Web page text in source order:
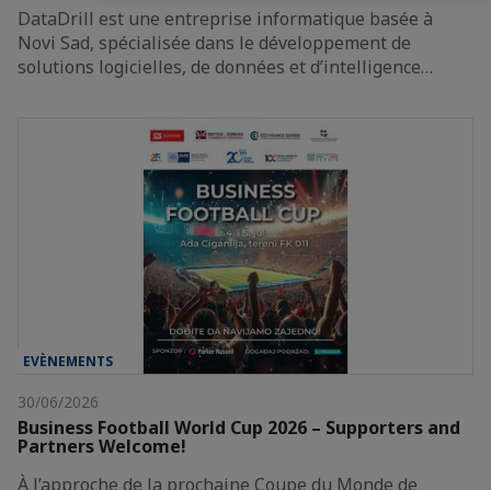
DataDrill est une entreprise informatique basée à
Novi Sad, spécialisée dans le développement de
solutions logicielles, de données et d’intelligence…
EVÈNEMENTS
30/06/2026
Business Football World Cup 2026 – Supporters and
Partners Welcome!
À l’approche de la prochaine Coupe du Monde de